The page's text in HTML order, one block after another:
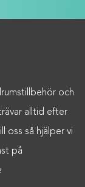
och
alltid efter
oss så hjälper vi
på